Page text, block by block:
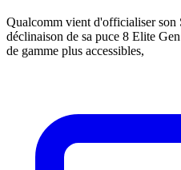
Qualcomm vient d'officialiser son
déclinaison de sa puce 8 Elite
de gamme plus accessibles,